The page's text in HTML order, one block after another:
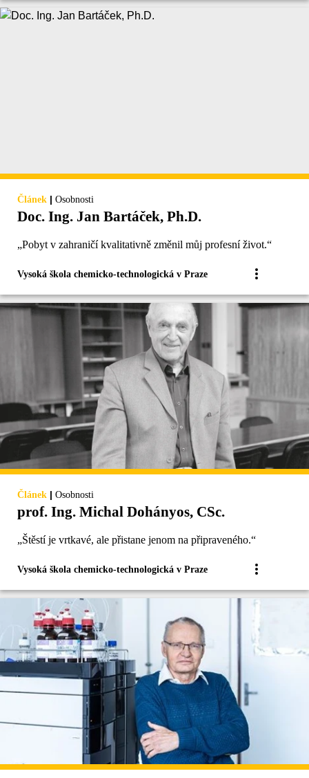
Článek | Osobnosti
Doc. Ing. Jan Bartáček, Ph.D.
„Pobyt v zahraničí kvalitativně změnil můj profesní život.“
Vysoká škola chemicko-technologická v Praze
Článek | Osobnosti
prof. Ing. Michal Dohányos, CSc.
„Štěstí je vrtkavé, ale přistane jenom na připraveného.“
Vysoká škola chemicko-technologická v Praze